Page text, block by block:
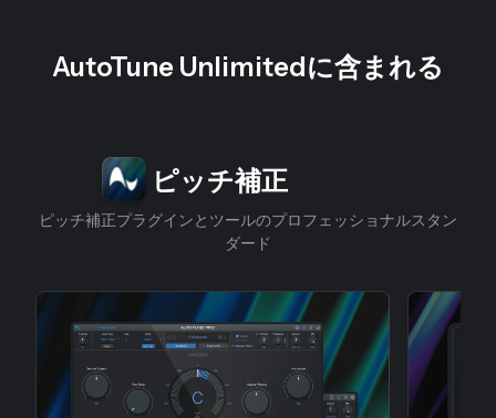
AutoTune Unlimitedに含まれる
スライド1/4
ピッチ補正
ピッチ補正プラグインとツールのプロフェッショナルスタン
ダード